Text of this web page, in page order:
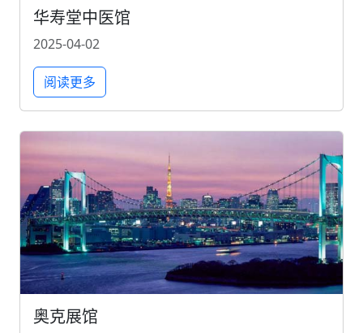
华寿堂中医馆
2025-04-02
阅读更多
奥克展馆